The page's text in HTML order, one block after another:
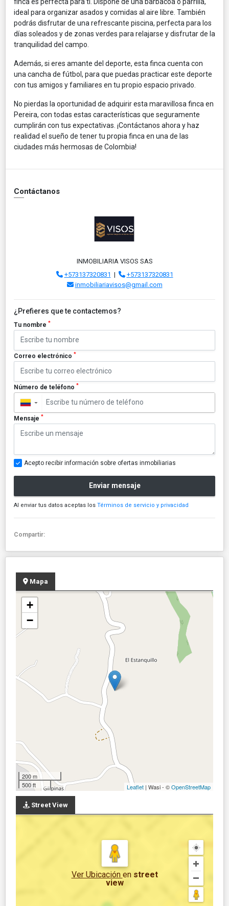
ideal para organizar asados y comidas al aire libre. También
podrás disfrutar de una refrescante piscina, perfecta para los
días soleados y de zonas verdes para relajarse y disfrutar de la
tranquilidad del campo.
Además, si eres amante del deporte, esta finca cuenta con
una cancha de fútbol, para que puedas practicar este deporte
con tus amigos y familiares en tu propio espacio privado.
No pierdas la oportunidad de adquirir esta maravillosa finca en
Pereira, con todas estas características que seguramente
cumplirán con tus expectativas. ¡Contáctanos ahora y haz
realidad el sueño de tener tu propia finca en una de las
ciudades más hermosas de Colombia!
Contáctanos
INMOBILIARIA VISOS SAS
+573137320831 |
+573137320831
inmobiliariavisos@gmail.com
¿Prefieres que te contactemos?
Tu nombre *
Correo electrónico *
Número de teléfono *
▼
Mensaje *
Acepto recibir información sobre ofertas inmobiliarias
Enviar mensaje
Al enviar tus datos aceptas los Términos de servicio y privacidad
Compartir:
Mapa
+
−
200 m
500 ft
Leaflet | Wasi - ©OpenStreetMap
Street View
Ver Ubicación en street
view